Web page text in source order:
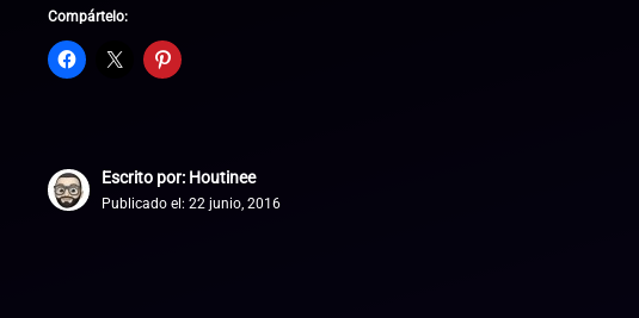
Compártelo:
Escrito por: Houtinee
Publicado el: 22 junio, 2016